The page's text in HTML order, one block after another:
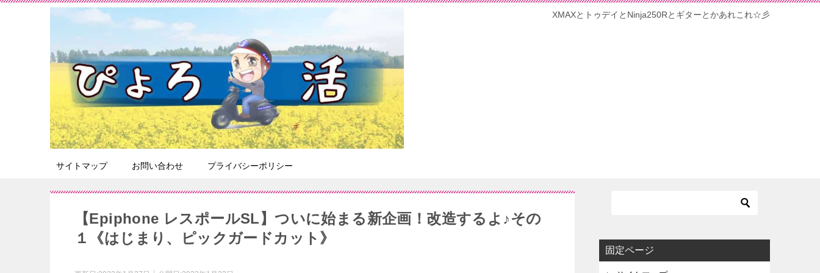
XMAXとトゥデイとNinja250Rとギターとかあれこれ☆彡
サイトマップ お問い合わせ プライバシーポリシー
【Epiphone レスポールSL】ついに始まる新企画！改造するよ♪その
１《はじまり、ピックガードカット》
固定ページ